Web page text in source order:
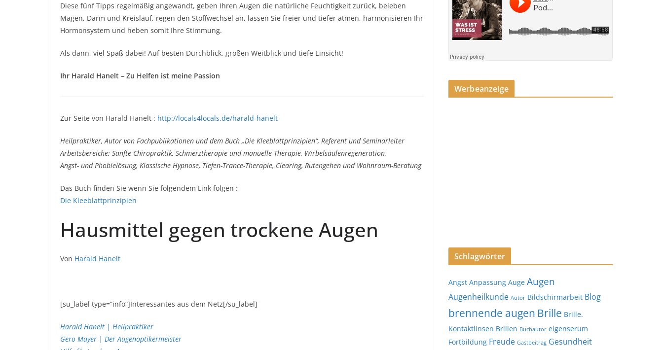
Diese fünf Tipps regelmäßig angewandt, geben Ihren Augen die natürliche Feuchtigkeit zurück, beleben
Magen, Darm und Kreislauf, regen den Stoffwechsel an, lassen Sie freier und tiefer atmen, harmonisieren Ihr
Hormonsystem und heben somit Ihre Stimmung.
Als dann, viel Spaß dabei! Auf besten Durchblick, großen Weitblick und tiefe Einsicht!
Ihr Harald Hanelt – Zu Helfen ist meine Passion
Zur Seite von Harald Hanelt : http://locals4locals.de/harald-hanelt
Heilpraktiker, Autor von Fachpublikationen und dem Buch „Die Kleeblattprinzipien“, Referent und Seminarleiter
Arbeitsbereiche: Sanfte Chiropraktik, Schmerztherapie und manuelle Therapie, Wirbelsäulenregeneration,
Angst- und Phobielösung, Klassische Hypnose, Tiefen-Trance-Therapie, Clearing, Rutengehen und Wohnraum-Beratung
Das Buch finden Sie wenn Sie folgendem Link folgen :
Die Kleeblattprinzipien
Hausmittel gegen trockene Augen
Von Harald Hanelt
[su_label type=“info“]Interessantes aus dem Netz[/su_label]
Harald Hanelt | Heilpraktiker
Gero Mayer | Der Augenoptikermeister
Werbeanzeige
Schlagwörter
Angst Anpassung Auge Augen
Augenheilkunde Autor Bildschirmarbeit Blog
brennende augen Brille Brille.
Kontaktlinsen Brillen Buchautor eigenserum
Fortbildung Freude Gastbeitrag Gesundheit